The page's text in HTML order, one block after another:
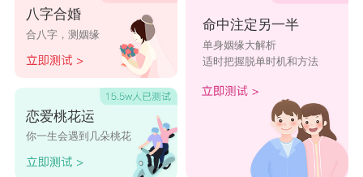
八字合婚
合八字，测姻缘
恋爱桃花运
你一生会遇到几朵桃花
命中注定另一半
单身姻缘大解析
适时把握脱单时机和方法